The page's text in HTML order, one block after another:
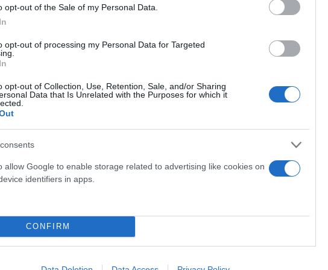
opt-out of the Sale of my Personal Data.
opt-out of processing my Personal Data for Targeted
opt-out of Collection, Use, Retention, Sale, and/or Sharing
Data that Is Unrelated with the Purposes for which it
allow Google to enable storage related to advertising like cookies on
identifiers in apps.
CONFIRM
ΗΑΕ
διαδικτυακή πλατφόρμα-ιστοσελίδα, της οποίας γινόταν
Αρχές των Ηνωμένων Αραβικών Εμιράτων για το αδίκημα
και επικοινωνιών.
το πρωί της Παρασκευής, από κλιμάκια αστυνομικών της
έρευνες, κατά τη διάρκεια των οποίων οι